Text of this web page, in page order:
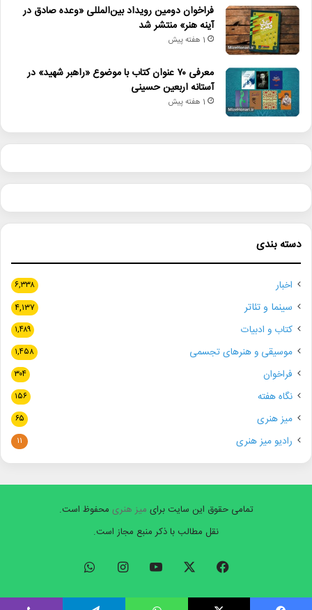
فراخوان دومین رویداد بین‌المللی «وعده صادق در
آینه هنر» منتشر شد
1 هفته پیش
معرفی ۷۰ عنوان کتاب با موضوع «راهبر شهید» در
آستانه اربعین حسینی
1 هفته پیش
دسته بندی
اخبار ۶,۳۳۸
سینما و تئاتر ۴,۱۳۷
کتاب و ادبیات ۱,۴۸۹
موسیقی و هنرهای تجسمی ۱,۴۵۸
فراخوان ۳۰۴
نگاه هفته ۱۵۶
میز هنری ۶۵
رادیو میز هنری ۱۱
تمامی حقوق این سایت برای میز هنری محفوظ است.
نقل مطالب با ذکر منبع مجاز است.
فیسبوک ایکس یوتیوب اینستاگرام
آپ